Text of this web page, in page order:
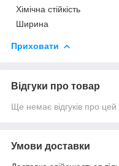
Хімічна стійкість
Ширина
Приховати
Відгуки про товар
Ще немає відгуків про цей
Умови доставки